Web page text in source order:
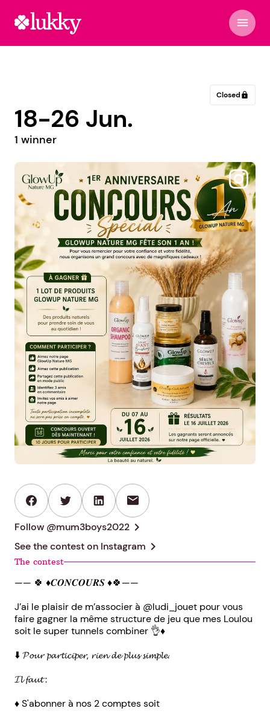
menu
Closed lock
18-26 Jun.
1 winner
@mum3boys2022
mail
Follow @mum3boys2022 chevron_right
See the contest on Instagram chevron_right
The contest
—— 🍀 ♦️𝑪𝑶𝑵𝑪𝑶𝑼𝑹𝑺 ♦️🍀——
J’ai le plaisir de m’associer à @ludi_jouet pour vous
faire gagner la même structure de jeu que mes Loulou
soit le super tunnels combiner 👌♦️
⬇️ 𝓟𝓸𝓾𝓻 𝓹𝓪𝓻𝓽𝓲𝓬𝓲𝓹𝓮𝓻, 𝓻𝓲𝓮𝓷 𝓭𝓮 𝓹𝓵𝓾𝓼 𝓼𝓲𝓶𝓹𝓵𝓮.
𝓘𝓵 𝓯𝓪𝓾𝓽 :
♦️ S'abonner à nos 2 comptes soit